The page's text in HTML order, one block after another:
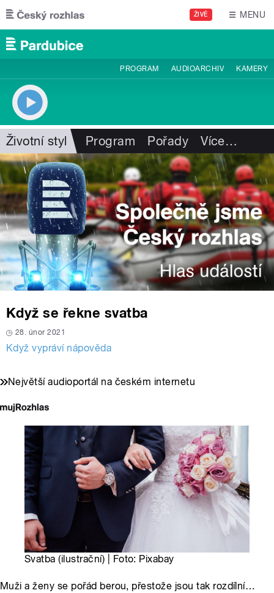
Přejít k hlavnímu obsahu
ŽIVĚ MENU
PROGRAM AUDIOARCHIV KAMERY
Životní styl Program Pořady Více…
Když se řekne svatba
28. únor 2021
Když vypráví nápověda
Největší audioportál na českém internetu
Svatba (ilustrační) | Foto: Pixabay
Muži a ženy se pořád berou, přestože jsou tak rozdílní…